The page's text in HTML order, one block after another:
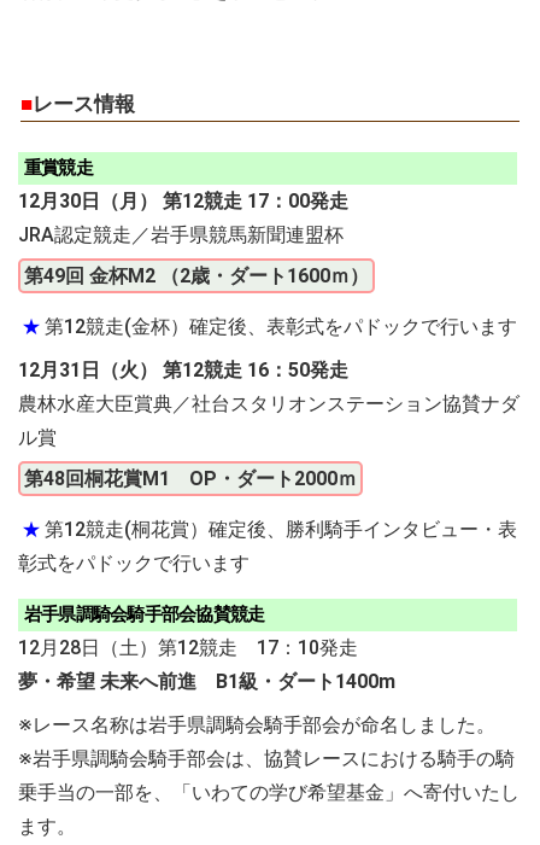
■レース情報
重賞競走
12月30日（月） 第12競走 17：00発走
JRA認定競走／岩手県競馬新聞連盟杯
第49回 金杯M2 （2歳・ダート1600ｍ）
★ 第12競走(金杯）確定後、表彰式をパドックで行います
12月31日（火） 第12競走 16：50発走
農林水産大臣賞典／社台スタリオンステーション協賛ナダ
ル賞
第48回桐花賞M1 OP・ダート2000ｍ
★ 第12競走(桐花賞）確定後、勝利騎手インタビュー・表
彰式をパドックで行います
岩手県調騎会騎手部会協賛競走
12月28日（土）第12競走 17：10発走
夢・希望 未来へ前進 B1級・ダート1400m
※レース名称は岩手県調騎会騎手部会が命名しました。
※岩手県調騎会騎手部会は、協賛レースにおける騎手の騎
乗手当の一部を、「いわての学び希望基金」へ寄付いたし
ます。